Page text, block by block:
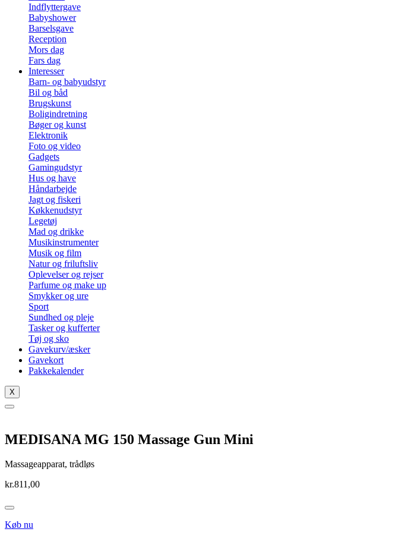
Indflyttergave
Babyshower
Barselsgave
Reception
Mors dag
Fars dag
Interesser
Barn- og babyudstyr
Bil og båd
Brugskunst
Boligindretning
Bøger og kunst
Elektronik
Foto og video
Gadgets
Gamingudstyr
Hus og have
Håndarbejde
Jagt og fiskeri
Køkkenudstyr
Legetøj
Mad og drikke
Musikinstrumenter
Musik og film
Natur og friluftsliv
Oplevelser og rejser
Parfume og make up
Smykker og ure
Sport
Sundhed og pleje
Tasker og kufferter
Tøj og sko
Gavekurv/æsker
Gavekort
Pakkekalender
X
MEDISANA MG 150 Massage Gun Mini
Massageapparat, trådløs
kr.811,00
Køb nu